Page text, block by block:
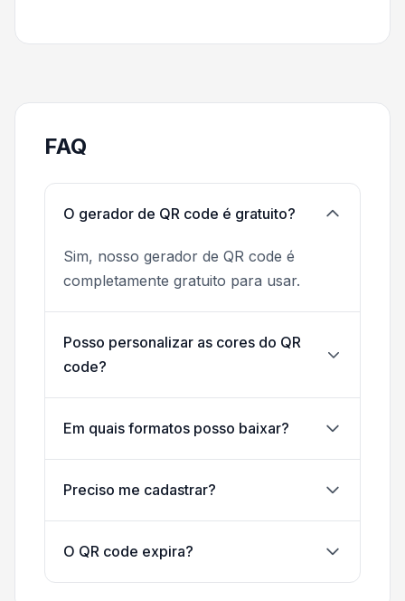
FAQ
O gerador de QR code é gratuito?
Sim, nosso gerador de QR code é
completamente gratuito para usar.
Posso personalizar as cores do QR
code?
Em quais formatos posso baixar?
Preciso me cadastrar?
O QR code expira?